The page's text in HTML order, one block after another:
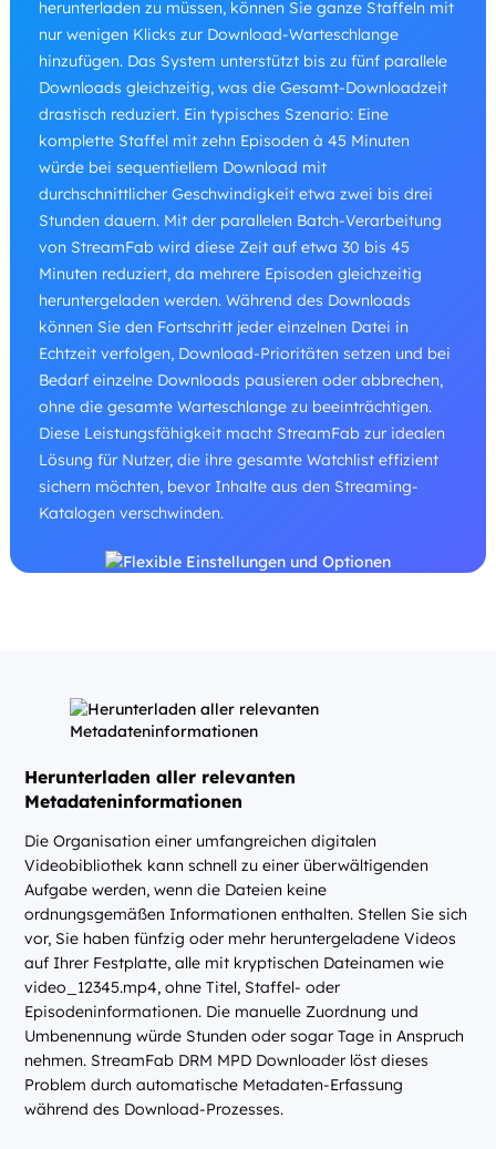
herunterladen zu müssen, können Sie ganze Staffeln mit
nur wenigen Klicks zur Download-Warteschlange
hinzufügen. Das System unterstützt bis zu fünf parallele
Downloads gleichzeitig, was die Gesamt-Downloadzeit
drastisch reduziert. Ein typisches Szenario: Eine
komplette Staffel mit zehn Episoden à 45 Minuten
würde bei sequentiellem Download mit
durchschnittlicher Geschwindigkeit etwa zwei bis drei
Stunden dauern. Mit der parallelen Batch-Verarbeitung
von StreamFab wird diese Zeit auf etwa 30 bis 45
Minuten reduziert, da mehrere Episoden gleichzeitig
heruntergeladen werden. Während des Downloads
können Sie den Fortschritt jeder einzelnen Datei in
Echtzeit verfolgen, Download-Prioritäten setzen und bei
Bedarf einzelne Downloads pausieren oder abbrechen,
ohne die gesamte Warteschlange zu beeinträchtigen.
Diese Leistungsfähigkeit macht StreamFab zur idealen
Lösung für Nutzer, die ihre gesamte Watchlist effizient
sichern möchten, bevor Inhalte aus den Streaming-
Katalogen verschwinden.
Herunterladen aller relevanten
Metadateninformationen
Die Organisation einer umfangreichen digitalen
Videobibliothek kann schnell zu einer überwältigenden
Aufgabe werden, wenn die Dateien keine
ordnungsgemäßen Informationen enthalten. Stellen Sie sich
vor, Sie haben fünfzig oder mehr heruntergeladene Videos
auf Ihrer Festplatte, alle mit kryptischen Dateinamen wie
video_12345.mp4, ohne Titel, Staffel- oder
Episodeninformationen. Die manuelle Zuordnung und
Umbenennung würde Stunden oder sogar Tage in Anspruch
nehmen. StreamFab DRM MPD Downloader löst dieses
Problem durch automatische Metadaten-Erfassung
während des Download-Prozesses.